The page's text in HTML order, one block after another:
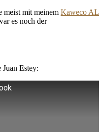
meist mit meinem Kaweco AL
es noch der
Estey: